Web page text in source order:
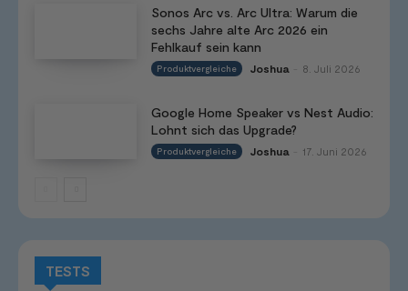
Sonos Arc vs. Arc Ultra: Warum die
sechs Jahre alte Arc 2026 ein
Fehlkauf sein kann
Produktvergleiche Joshua 8. Juli 2026
Google Home Speaker vs Nest Audio:
Lohnt sich das Upgrade?
Produktvergleiche Joshua 17. Juni 2026
TESTS